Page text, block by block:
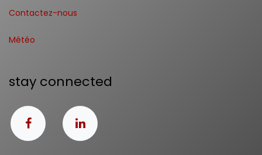
Contactez-nous
Météo
stay connected